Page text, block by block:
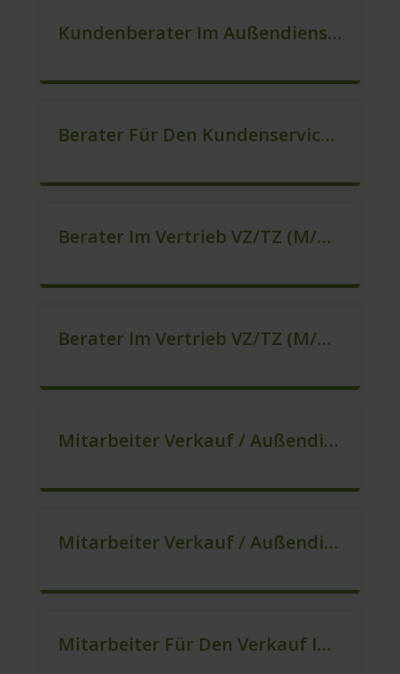
Kundenberater Im Außendienst (m/w/d)
Berater Für Den Kundenservice (m/w/d)
Berater Im Vertrieb VZ/TZ (m/w/d)
Berater Im Vertrieb VZ/TZ (m/w/d)
Mitarbeiter Verkauf / Außendienst (m/w/d)
Mitarbeiter Verkauf / Außendienst (m/w/d)
Mitarbeiter Für Den Verkauf In VZ/TZ (m/w/d)